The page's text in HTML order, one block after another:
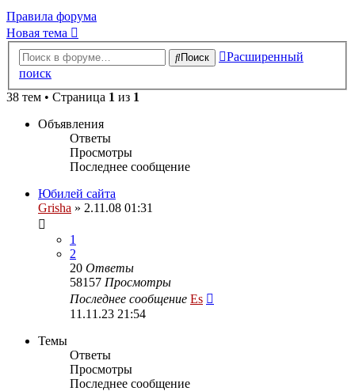
Правила форума
Новая тема
Поиск
Расширенный
поиск
38 тем • Страница 1 из 1
Объявления
Ответы
Просмотры
Последнее сообщение
Юбилей сайта
Grisha » 2.11.08 01:31
1
2
20 Ответы
58157 Просмотры
Последнее сообщение Es
11.11.23 21:54
Темы
Ответы
Просмотры
Последнее сообщение